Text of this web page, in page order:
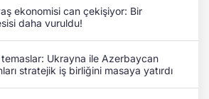
ekonomisi can çekişiyor: Bir
daha vuruldu!
temaslar: Ukrayna ile Azerbaycan
stratejik iş birliğini masaya yatırdı